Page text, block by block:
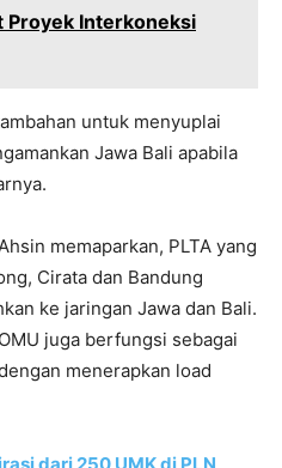
Proyek Interkoneksi
untuk menyuplai
Jawa Bali apabila
memaparkan, PLTA yang
Cirata dan Bandung
ke jaringan Jawa dan Bali.
juga berfungsi sebagai
menerapkan load